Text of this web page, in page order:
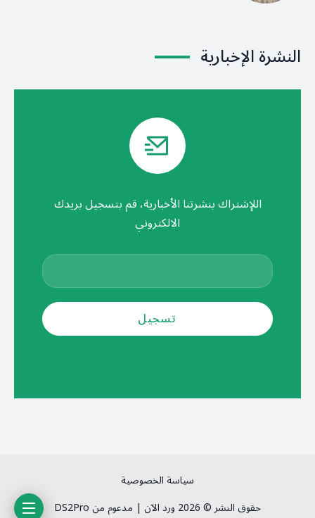
النشرة الإخبارية
اللإشتراك بنشرتنا الأخبارية، قم بتسجيل بريدك
الالكتروني
سياسة الخصوصية
حقوق النشر © 2026 ورد الآن | مدعوم من DS2Pro